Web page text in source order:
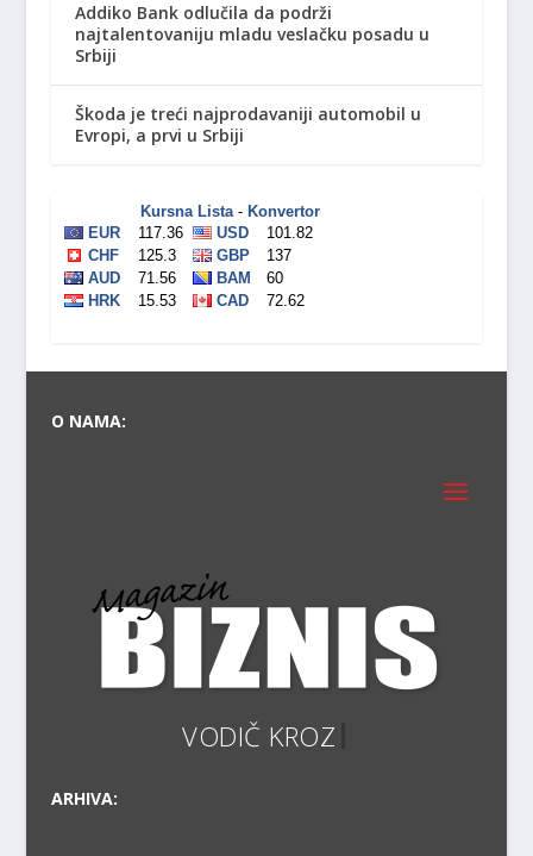
Addiko Bank odlučila da podrži
najtalentovaniju mladu veslačku posadu u
Srbiji
Škoda je treći najprodavaniji automobil u
Evropi, a prvi u Srbiji
O NAMA:
V
ARHIVA: